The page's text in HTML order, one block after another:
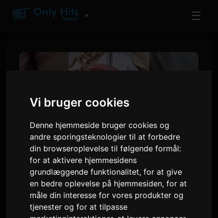
Vi bruger cookies
Denne hjemmeside bruger cookies og
andre sporingsteknologier til at forbedre
din browseroplevelse til følgende formål:
for at aktivere hjemmesidens
grundlæggende funktionalitet,for at give
en bedre oplevelse på hjemmesiden,for at
måle din interesse for vores produkter og
tjenester og for at tilpasse
▼ ☰
Shihori udgiver 'When I
Decided Not To Die', en sang
født ud af personlig kamp